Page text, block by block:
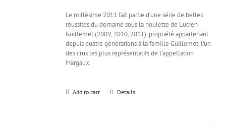
Le millésime 2011 fait partie d'une série de belles
réussites du domaine sous la houlette de Lucien
Guillemet (2009, 2010, 2011), propriété appartenant
depuis quatre générations à la famille Guillemet, l'un
des crus les plus représentatifs de l'appellation
Margaux.
Add to cart Details